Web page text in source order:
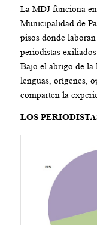
La MDJ funciona
Municipalidad de
pisos donde
periodistas
Bajo el abrigo de la
lenguas, orígenes,
comparten la
LOS